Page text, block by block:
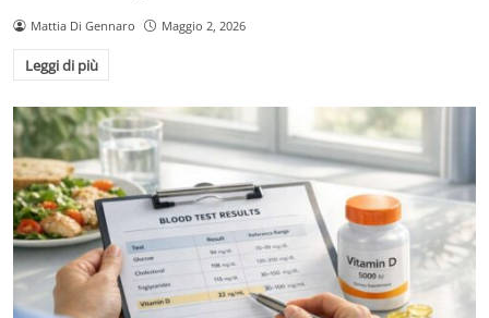
Mattia Di Gennaro Maggio 2, 2026
Leggi di più